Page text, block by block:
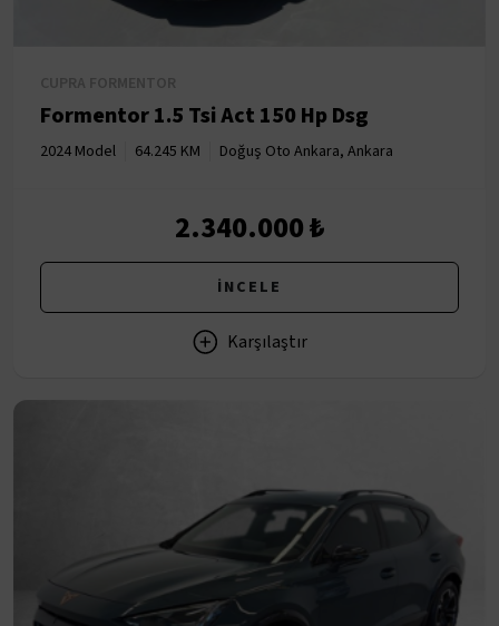
Formentor 1.5 Tsi Act 150 Hp Dsg
2024 Model 64.245 KM Doğuş Oto Ankara, Ankara
2.340.000 ₺
İNCELE
Karşılaştır